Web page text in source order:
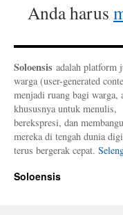
Anda harus
Soloensis adalah platform
warga (user-generated
menjadi ruang bagi warga,
khususnya untuk menulis,
berekspresi, dan
mereka di tengah dunia
terus bergerak cepat.
Soloensis